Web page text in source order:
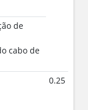
de
cabo de
0.25